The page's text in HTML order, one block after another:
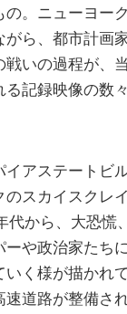
の。ニューヨー
ら、都市計画
戦いの過程が、
記録映像の数
アステートビ
のスカイスクレ
代から、大恐慌
ーや政治家たち
いく様が描かれ
道路が整備さ